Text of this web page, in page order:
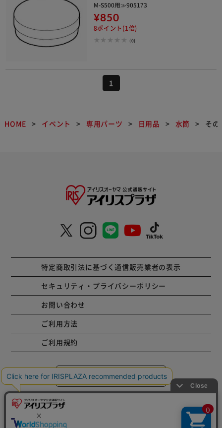
M-S500用≫905173
¥850
8ポイント(1倍)
(0)
1
HOME イベント 専用パーツ 日用品 水筒 そ
特定商取引法に基づく通信販売業者の表示
セキュリティ・プライバシーポリシー
お問い合わせ
ご利用方法
ご利用規約
コーポレートサイト